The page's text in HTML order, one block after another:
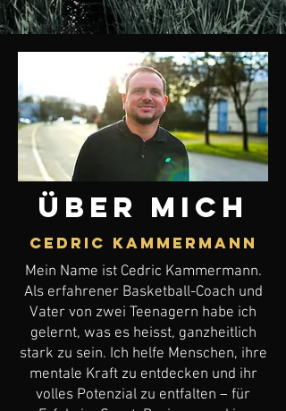
über mich
Cedric Kammermann
Mein Name ist Cedric Kammermann.
Als erfahrener Basketball-Coach und
Vater von zwei Teenagern habe ich
gelernt, was es heisst, ganzheitlich
stark zu sein. Ich helfe Menschen, ihre
mentale Kraft zu entdecken und ihr
volles Potenzial zu entfalten – für